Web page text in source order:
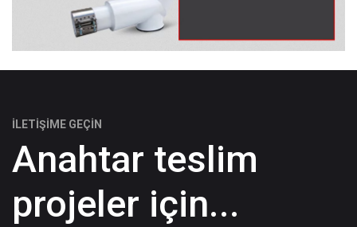
İLETIŞIME GEÇIN
Anahtar teslim
projeler için...